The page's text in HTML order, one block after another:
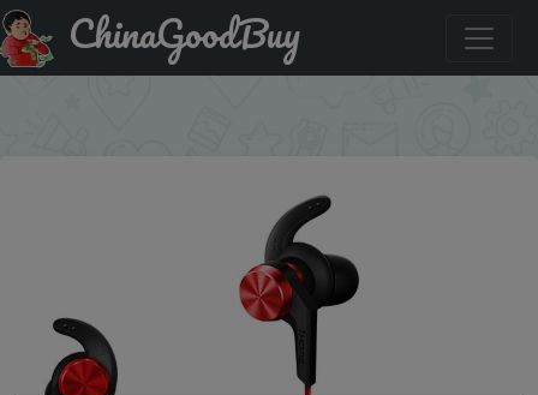
Придбати по акціи 1MORE iBFree Bluetooth Sports
Headphones, Red.
ChinaGoodBuy